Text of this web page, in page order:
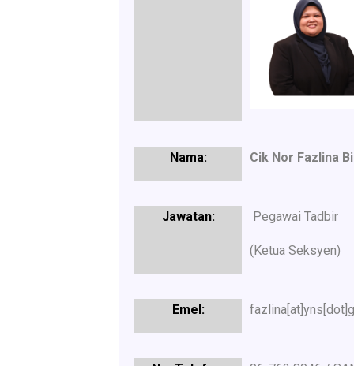
Cik Nor Fazlina
Pegawai Tadbir
(Ketua Seksyen)